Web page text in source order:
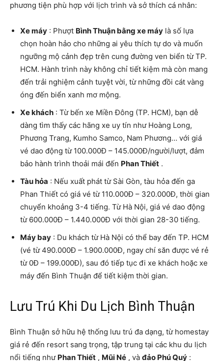
phương tiện phù hợp với lịch trình và sở thích cá nhân:
Xe máy : Phượt Bình Thuận bằng xe máy là số lựa
chọn hoàn hảo cho những ai yêu thích tự do và muốn
ngưỡng mộ cảnh đẹp trên cung đường ven biển từ TP.
HCM. Hành trình này không chỉ tiết kiệm mà còn mang
đến trải nghiệm cảnh tuyệt vời, từ những đồi cát vàng
óng đến biển xanh mơ mộng.
Xe khách : Từ bến xe Miền Đông (TP. HCM), bạn dễ
dàng tìm thấy các hãng xe uy tín như Hoàng Long,
Phương Trang, Kumho Samco, Nam Phương… với giá
vé dao động từ 100.000Đ – 145.000Đ/người/lượt, đảm
bảo hành trình thoải mái đến Phan Thiết .
Tàu hỏa : Nếu xuất phát từ Sài Gòn, tàu hỏa đến ga
Phan Thiết có giá vé từ 110.000Đ – 320.000Đ, thời gian
chuyển khoảng 3-4 tiếng. Từ Hà Nội, giá vé dao động
từ 600.000Đ – 1.440.000Đ với thời gian 28-30 tiếng.
Máy bay : Du khách từ Hà Nội có thể bay đến TP. HCM
(vé từ 490.000Đ – 1.900.000Đ, ngay chí săn được vé rẻ
từ 0Đ – 199.000Đ), sau đó tiếp tục đi xe khách hoặc xe
máy đến Bình Thuận để tiết kiệm thời gian.
Lưu Trú Khi Du Lịch Bình Thuận
Bình Thuận sở hữu hệ thống lưu trú đa dạng, từ homestay
giá rẻ đến resort sang trọng, tập trung tại các khu du lịch
nổi tiếng như Phan Thiết , Mũi Né , và đảo Phú Quý :